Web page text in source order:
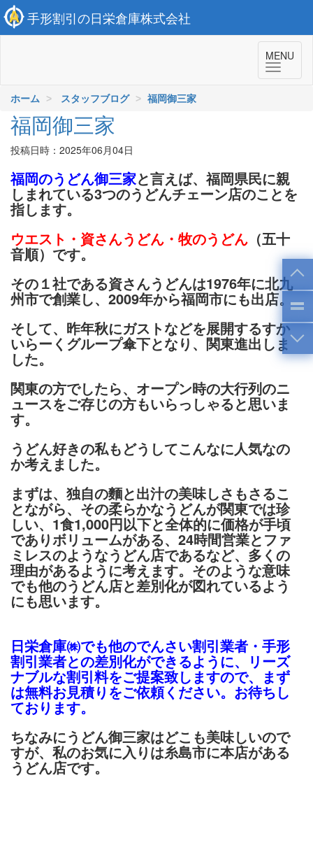
手形割引の日栄倉庫株式会社
MENU
ホーム スタッフブログ 福岡御三家
福岡御三家
投稿日時：2025年06月04日
福岡のうどん御三家と言えば、福岡県民に親
しまれている3つのうどんチェーン店のことを
指します。
ウエスト・資さんうどん・牧のうどん （五十
音順）です。
その１社である資さんうどんは1976年に北九
州市で創業し、2009年から福岡市にも出店。
そして、昨年秋にガストなどを展開するすか
いらーくグループ傘下となり、関東進出しま
した。
関東の方でしたら、オープン時の大行列のニ
ュースをご存じの方もいらっしゃると思いま
す。
うどん好きの私もどうしてこんなに人気なの
か考えました。
まずは、独自の麵と出汁の美味しさもさるこ
とながら、その柔らかなうどんが関東では珍
しい、1食1,000円以下と全体的に価格が手頃
でありボリュームがある、24時間営業とファ
ミレスのようなうどん店であるなど、多くの
理由があるように考えます。そのような意味
でも他のうどん店と差別化が図れているよう
にも思います。
日栄倉庫㈱でも他のでんさい割引業者・手形
割引業者との差別化ができるように、リーズ
ナブルな割引料をご提案致しますので、まず
は無料お見積りをご依頼ください。お待ちし
ております。
ちなみにうどん御三家はどこも美味しいので
すが、私のお気に入りは糸島市に本店がある
うどん店です。